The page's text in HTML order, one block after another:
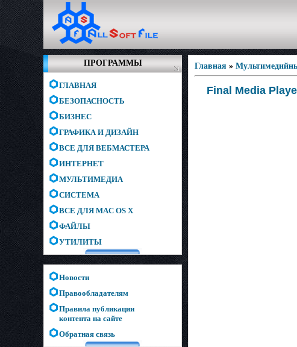
ПРОГРАММЫ
ГЛАВНАЯ
БЕЗОПАСНОСТЬ
БИЗНЕС
ГРАФИКА И ДИЗАЙН
ВСЕ ДЛЯ ВЕБМАСТЕРА
ИНТЕРНЕТ
МУЛЬТИМЕДИА
СИСТЕМА
ВСЕ ДЛЯ MAC OS X
ФАЙЛЫ
УТИЛИТЫ
Новости
Правообладателям
Правила публикации
контента на сайте
Обратная связь
Главная »
Final Media